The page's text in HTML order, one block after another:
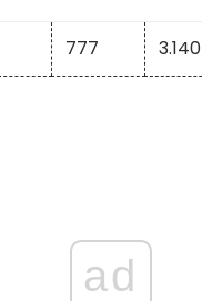
777 3.140
ad